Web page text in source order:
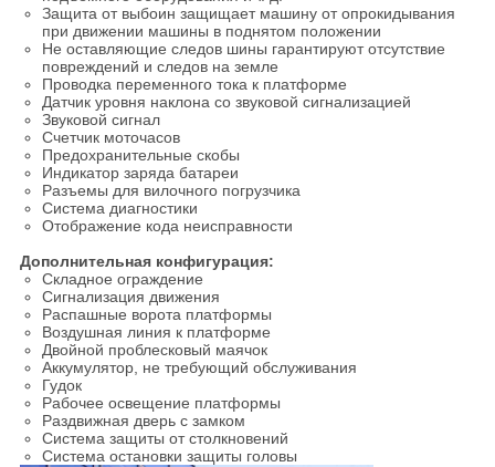
Защита от выбоин защищает машину от опрокидывания
при движении машины в поднятом положении
Не оставляющие следов шины гарантируют отсутствие
повреждений и следов на земле
Проводка переменного тока к платформе
Датчик уровня наклона со звуковой сигнализацией
Звуковой сигнал
Счетчик моточасов
Предохранительные скобы
Индикатор заряда батареи
Разъемы для вилочного погрузчика
Система диагностики
Отображение кода неисправности
Дополнительная конфигурация:
Складное ограждение
Сигнализация движения
Распашные ворота платформы
Воздушная линия к платформе
Двойной проблесковый маячок
Аккумулятор, не требующий обслуживания
Гудок
Рабочее освещение платформы
Раздвижная дверь с замком
Система защиты от столкновений
Система остановки защиты головы